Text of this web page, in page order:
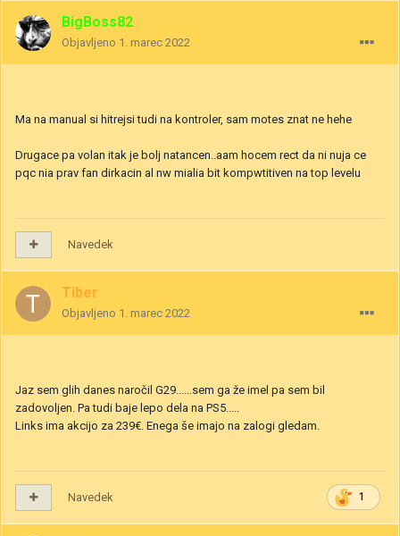
BigBoss82
Objavljeno 1. marec 2022
Ma na manual si hitrejsi tudi na kontroler, sam motes znat ne hehe
Drugace pa volan itak je bolj natancen..aam hocem rect da ni nuja ce
pqc nia prav fan dirkacin al nw mialia bit kompwtitiven na top levelu
Navedek
Tiber
Objavljeno 1. marec 2022
Jaz sem glih danes naročil G29......sem ga že imel pa sem bil
zadovoljen. Pa tudi baje lepo dela na PS5.....
Links ima akcijo za 239€. Enega še imajo na zalogi gledam.
1
Navedek